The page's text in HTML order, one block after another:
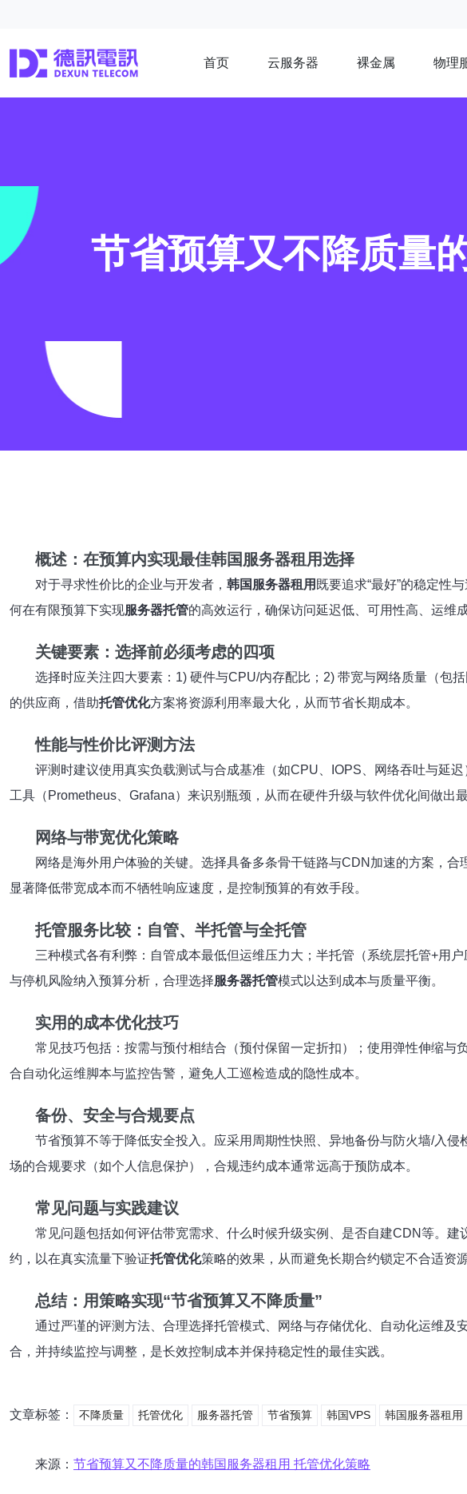
首页 云服务器 裸金属 物理
节省预算又不降质量
概述：在预算内实现最佳韩国服务器租用选择
对于寻求性价比的企业与开发者， 韩国服务器租用 既要追求“最好”的稳定性
何在有限预算下实现服务器托管的高效运行，确保访问延迟低、可用性高、运维成
关键要素：选择前必须考虑的四项
选择时应关注四大要素：1) 硬件与CPU/内存配比；2) 带宽与网络质量（包
的供应商，借助托管优化方案将资源利用率最大化，从而节省长期成本。
性能与性价比评测方法
评测时建议使用真实负载测试与合成基准（如CPU、IOPS、网络吞吐与延
工具（Prometheus、Grafana）来识别瓶颈，从而在硬件升级与软件优化间做出最
网络与带宽优化策略
网络是海外用户体验的关键。选择具备多条骨干链路与CDN加速的方案，
显著降低带宽成本而不牺牲响应速度，是控制预算的有效手段。
托管服务比较：自管、半托管与全托管
三种模式各有利弊：自管成本最低但运维压力大；半托管（系统层托管+用
与停机风险纳入预算分析，合理选择服务器托管模式以达到成本与质量平衡。
实用的成本优化技巧
常见技巧包括：按需与预付相结合（预付保留一定折扣）；使用弹性伸缩
合自动化运维脚本与监控告警，避免人工巡检造成的隐性成本。
备份、安全与合规要点
节省预算不等于降低安全投入。应采用周期性快照、异地备份与防火墙/入
场的合规要求（如个人信息保护），合规违约成本通常远高于预防成本。
常见问题与实践建议
常见问题包括如何评估带宽需求、什么时候升级实例、是否自建CDN等。
约，以在真实流量下验证托管优化策略的效果，从而避免长期合约锁定不合适资源
总结：用策略实现“节省预算又不降质量”
通过严谨的评测方法、合理选择托管模式、网络与存储优化、自动化运维及
合，并持续监控与调整，是长效控制成本并保持稳定性的最佳实践。
文章标签： 不降质量 托管优化 服务器托管 节省预算 韩国VPS 韩国服务器租用
来源： 节省预算又不降质量的韩国服务器租用 托管优化策略